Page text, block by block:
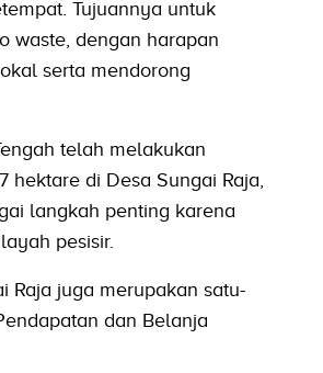
Tujuannya untuk
waste, dengan harapan
serta mendorong
telah melakukan
di Desa Sungai Raja,
langkah penting karena
pesisir.
Raja juga merupakan satu-
dan Belanja